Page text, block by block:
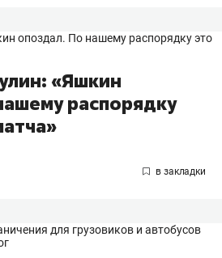
«Яшкин
распорядку